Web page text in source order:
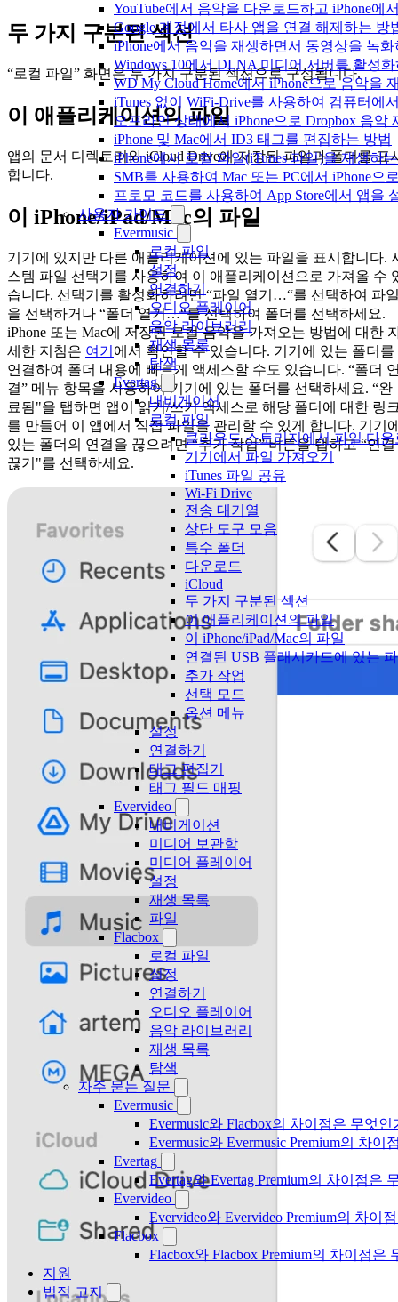
YouTube에서 음악을 다운로드하고 iPhone에
Google 계정에서 타사 앱을 연결 해제하는 방
iPhone에서 음악을 재생하면서 동영상을 녹
Windows 10에서 DLNA 미디어 서버를 활성
WD My Cloud Home에서 iPhone으로 음악을
iTunes 없이 WiFi-Drive를 사용하여 컴퓨터에
오프라인 상태에서 iPhone으로 Dropbox 음악
iPhone 및 Mac에서 ID3 태그를 편집하는 방법
iPhone에서 로컬 파일(iTunes 파일)을 재생하
SMB를 사용하여 Mac 또는 PC에서 iPhone으
프로모 코드를 사용하여 App Store에서 앱을
사용자 가이드
Evermusic
로컬 파일
설정
연결하기
오디오 플레이어
음악 라이브러리
재생 목록
탐색
Evertag
내비게이션
로컬 파일
클라우드 스토리지에서 파일 다운
기기에서 파일 가져오기
iTunes 파일 공유
Wi-Fi Drive
전송 대기열
상단 도구 모음
특수 폴더
다운로드
iCloud
두 가지 구분된 섹션
이 애플리케이션의 파일
이 iPhone/iPad/Mac의 파일
연결된 USB 플래시카드에 있는
추가 작업
선택 모드
옵션 메뉴
설정
연결하기
태그 편집기
태그 필드 매핑
Evervideo
내비게이션
미디어 보관함
미디어 플레이어
설정
재생 목록
파일
Flacbox
로컬 파일
설정
연결하기
오디오 플레이어
음악 라이브러리
재생 목록
탐색
자주 묻는 질문
Evermusic
Evermusic와 Flacbox의 차이점은 무엇인
Evermusic와 Evermusic Premium의 차이
Evertag
Evertag와 Evertag Premium의 차이점은
Evervideo
Evervideo와 Evervideo Premium의 차이
Flacbox
Flacbox와 Flacbox Premium의 차이점은
지원
법적 고지
두 가지 구분된 섹션
“로컬 파일” 화면은 두 가지 구분된 섹션으로 구성됩니다.
이 애플리케이션의 파일
앱의 문서 디렉토리와 iCloud Drive에 저장된 파일과 폴더를 표
합니다.
이 iPhone/iPad/Mac의 파일
기기에 있지만 다른 애플리케이션에 있는 파일을 표시합니다.
스템 파일 선택기를 사용하여 이 애플리케이션으로 가져올 수
습니다. 선택기를 활성화하려면 “파일 열기…“를 선택하여 파
을 선택하거나 “폴더 열기…“를 선택하여 폴더를 선택하세요.
iPhone 또는 Mac에 저장된 로컬 음악을 가져오는 방법에 대한
세한 지침은 여기 에서 확인할 수 있습니다. 기기에 있는 폴더를
연결하여 폴더 내용에 빠르게 액세스할 수도 있습니다. “폴더
결” 메뉴 항목을 사용하여 기기에 있는 폴더를 선택하세요. “완
료됨"을 탭하면 앱이 읽기/쓰기 액세스로 해당 폴더에 대한 링
를 만들어 이 앱에서 직접 파일을 관리할 수 있게 합니다. 기기
있는 폴더의 연결을 끊으려면 “추가 작업” 버튼을 탭하고 “연결
끊기"를 선택하세요.